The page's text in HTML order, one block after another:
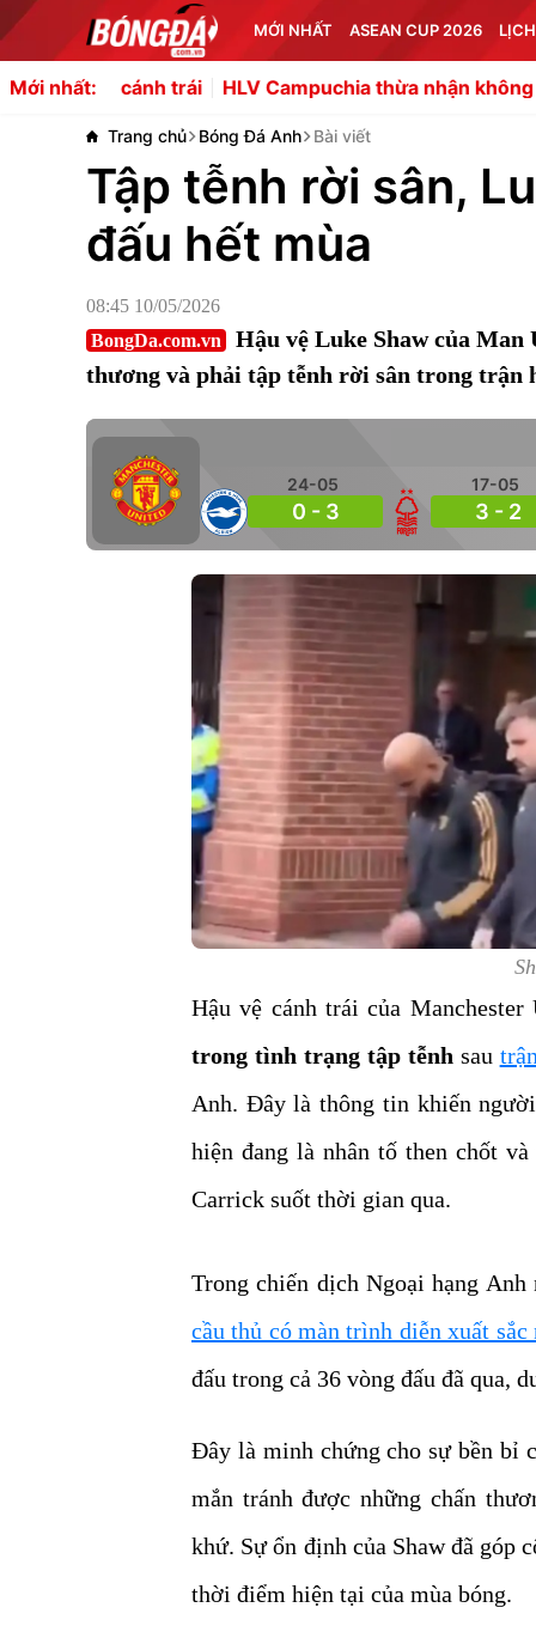
MỚI NHẤT ASEAN CUP 2026
Mới nhất:
trái HLV Campuchia thừa nhận không tìm thấy
Trang chủ Bóng Đá Anh Bài viết
Tập tễnh rời sân,
đấu hết mùa
08:45 10/05/2026
BongDa.com.vn
Hậu vệ Luke Shaw của
thương và phải tập tễnh rời sân trong trận
24-05
0 - 3
17-05
3 - 2
Hậu vệ cánh trái của Manchester
trong tình trạng tập tễnh sau
Anh. Đây là thông tin khiến
hiện đang là nhân tố then chốt
Carrick suốt thời gian qua.
Trong chiến dịch Ngoại hạng
cầu thủ có màn trình diễn xuất sắc
đấu trong cả 36 vòng đấu đã qua,
Đây là minh chứng cho sự bền bỉ
mắn tránh được những chấn
khứ. Sự ổn định của Shaw đã góp
thời điểm hiện tại của mùa bóng.